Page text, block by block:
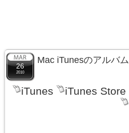
26
2010
Mac iTunesのアルバ
iTunes iTunes Store